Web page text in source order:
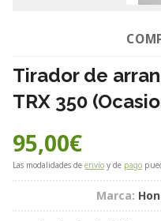
Tirador de
TRX 350
95,00€
Las modalidades de envío y de pago
Marca: